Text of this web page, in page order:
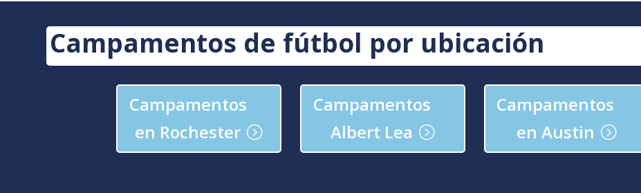
Campamentos de fútbol por ubicación
Campamentos
en Rochester
Campamentos
Albert Lea
Campamentos
en Austin